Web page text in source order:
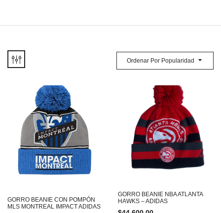
Ordenar Por Popularidad
GORRO BEANIE CON POMPÓN
MLS MONTREAL IMPACT ADIDAS
GORRO BEANIE NBA ATLANTA
HAWKS – ADIDAS